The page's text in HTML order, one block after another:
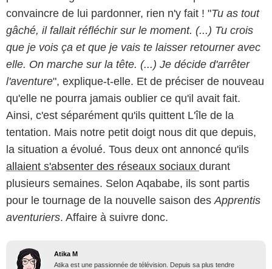
convaincre de lui pardonner, rien n'y fait ! "Tu as tout
gâché, il fallait réfléchir sur le moment. (...) Tu crois
que je vois ça et que je vais te laisser retourner avec
elle. On marche sur la tête. (...) Je décide d'arrêter
l'aventure", explique-t-elle. Et de préciser de nouveau
qu'elle ne pourra jamais oublier ce qu'il avait fait.
Ainsi, c'est séparément qu'ils quittent L'île de la
tentation. Mais notre petit doigt nous dit que depuis,
la situation a évolué. Tous deux ont annoncé qu'ils
allaient s'absenter des réseaux sociaux durant
plusieurs semaines. Selon Aqababe, ils sont partis
pour le tournage de la nouvelle saison des Apprentis
aventuriers. Affaire à suivre donc.
Atika M
Atika est une passionnée de télévision. Depuis sa plus tendre